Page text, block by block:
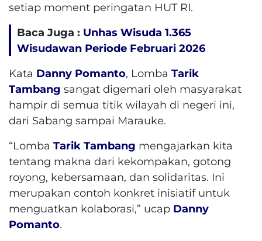
setiap moment peringatan HUT RI.
Baca Juga : Unhas Wisuda 1.365
Wisudawan Periode Februari 2026
Kata Danny Pomanto, Lomba Tarik
Tambang sangat digemari oleh masyarakat
hampir di semua titik wilayah di negeri ini,
dari Sabang sampai Marauke.
“Lomba Tarik Tambang mengajarkan kita
tentang makna dari kekompakan, gotong
royong, kebersamaan, dan solidaritas. Ini
merupakan contoh konkret inisiatif untuk
menguatkan kolaborasi,” ucap Danny
Pomanto.